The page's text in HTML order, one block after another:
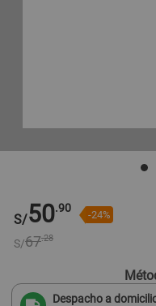
S/50.90 -24%
S/67.28
Despacho a